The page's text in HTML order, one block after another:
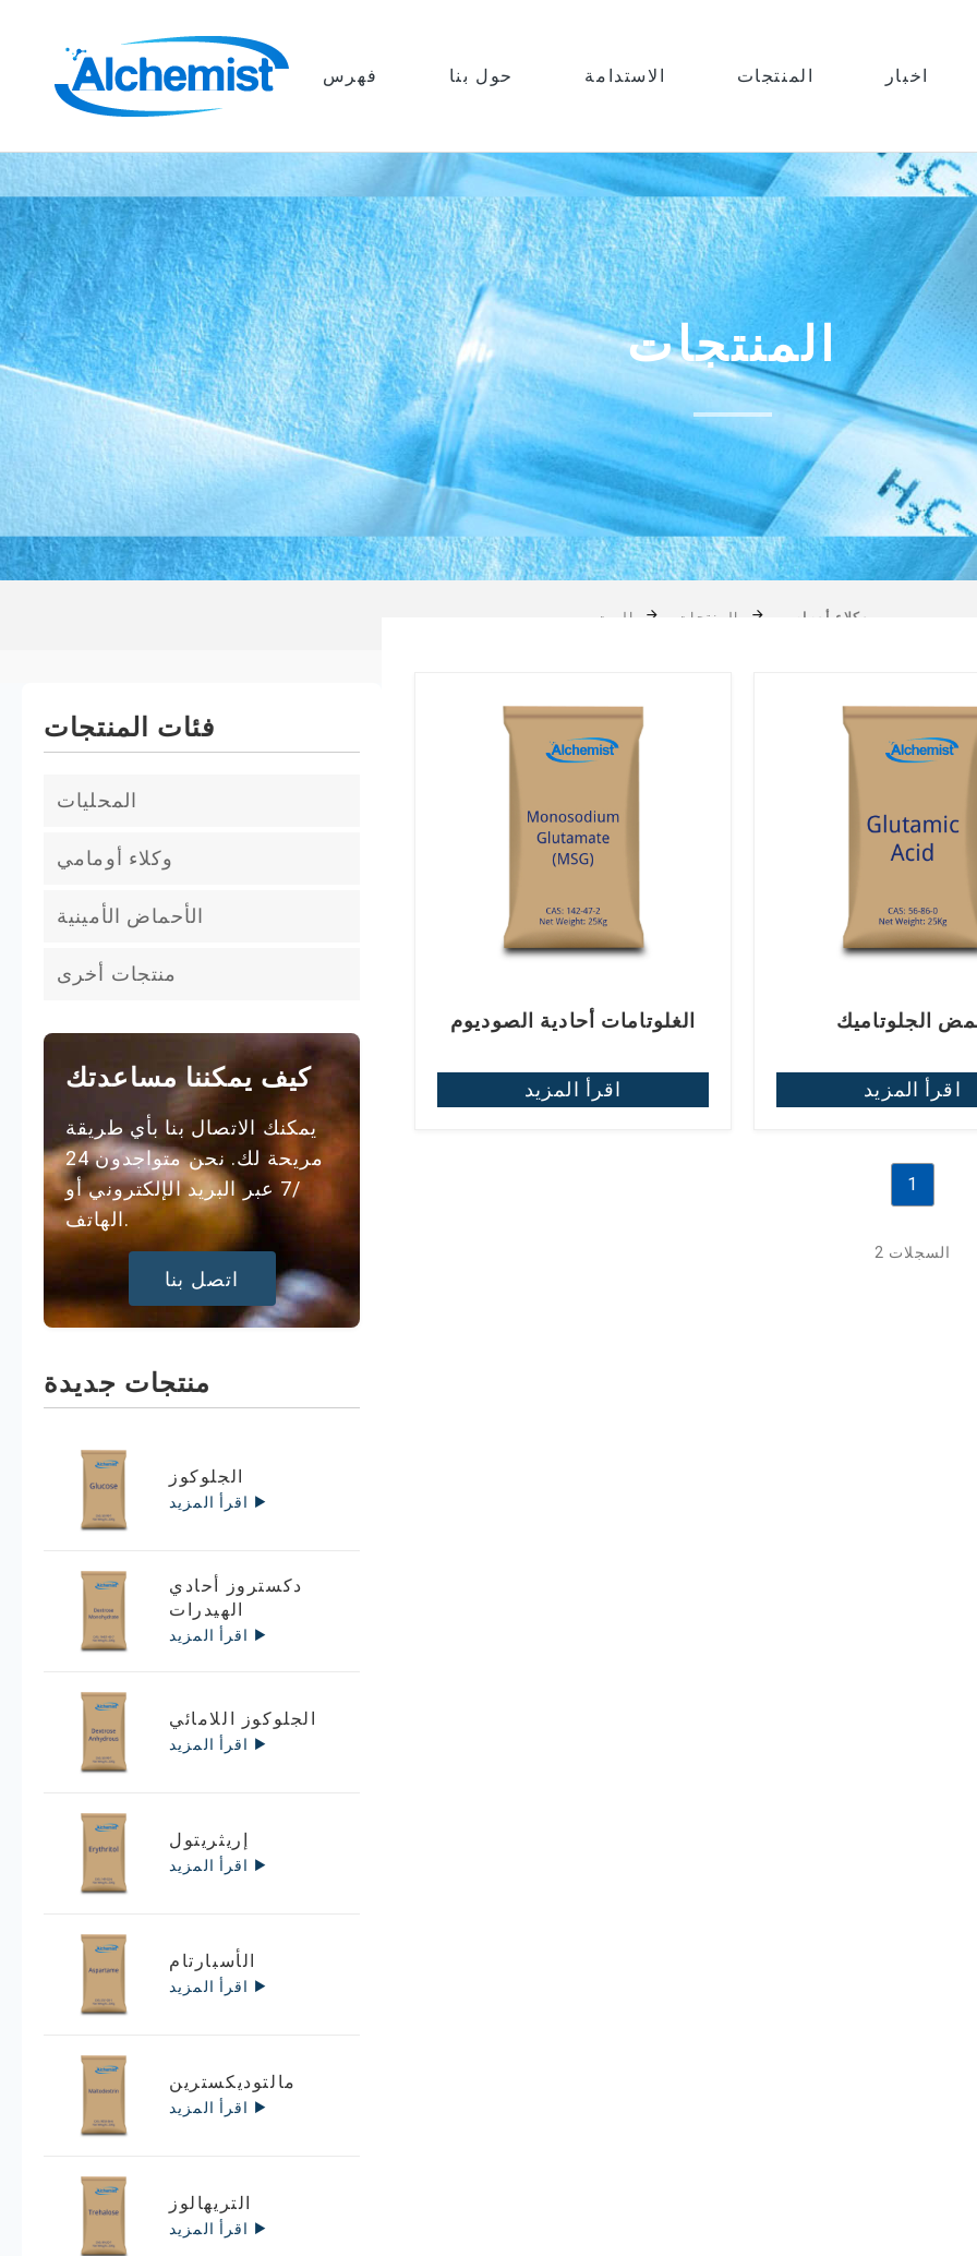
فهرس حول بنا الاستدامة المنتجات اخبار
المنتجات
البيت المنتجات وكلاء أومامي
فئات المنتجات
المحليات
الجلوكوز
حمض اللاكتيك
حامض الستريك
وكلاء أومامي
الأحماض الأمينية
ليسين
منتجات أخرى
كيف يمكننا مساعدتك
يمكنك الاتصال بنا بأي طريقة
مريحة لك. نحن متواجدون 24
/7 عبر البريد الإلكتروني أو
الهاتف.
اتصل بنا
منتجات جديدة
الجلوكوز
اقرأ المزيد
دكستروز أحادي
الهيدرات
اقرأ المزيد
الجلوكوز اللامائي
اقرأ المزيد
إريثريتول
اقرأ المزيد
الأسبارتام
اقرأ المزيد
مالتوديكسترين
اقرأ المزيد
التريهالوز
اقرأ المزيد
الغلوتامات أحادية الصوديوم
اقرأ المزيد
الجلوتاميك
اقرأ المزيد
1
2 السجلات